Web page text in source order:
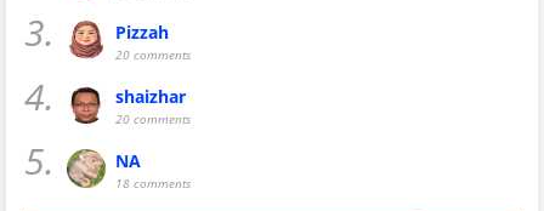
3. Pizzah
20 comments
4. shaizhar
20 comments
5. NA
18 comments